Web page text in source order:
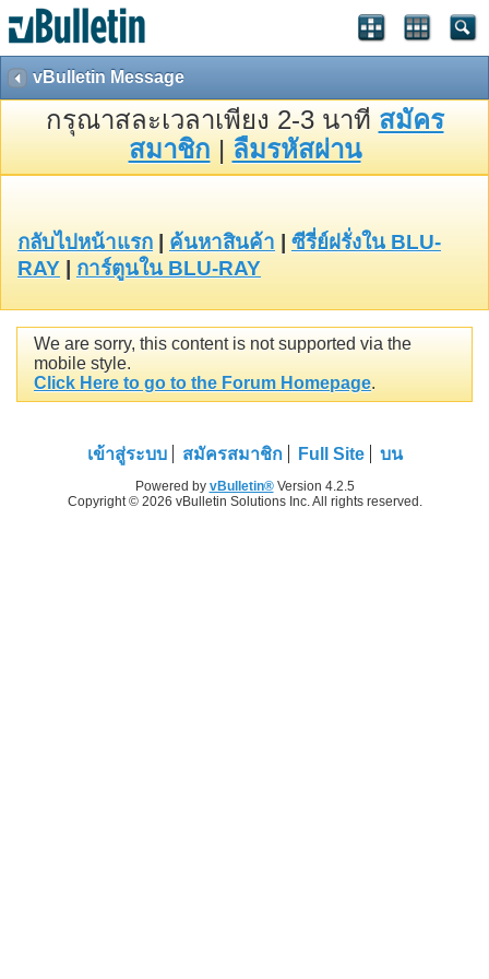
vBulletin Message
กรุณาสละเวลาเพียง 2-3 นาที สมัคร
สมาชิก | ลืมรหัสผ่าน
กลับไปหน้าแรก ค้นหาสินค้า
ซีรี่ย์ฝรั่งใน BLU-
RAY
การ์ตูนใน BLU-RAY
We are sorry, this content is not supported via the
mobile style.
Click Here to go to the Forum Homepage.
เข้าสู่ระบบ สมัครสมาชิก Full Site บน
Powered by vBulletin®Version 4.2.5
Copyright © 2026 vBulletin Solutions Inc. All rights reserved.